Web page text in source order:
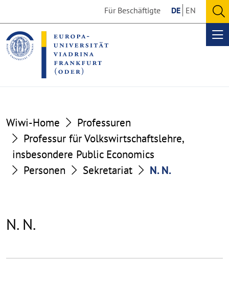
the
content
section
the
footer
section
Für Beschäftigte DE EN
Wiwi-Home
Professuren
Professur für Volkswirtschaftslehre,
insbesondere Public Economics
Personen
Sekretariat N. N.
N. N.